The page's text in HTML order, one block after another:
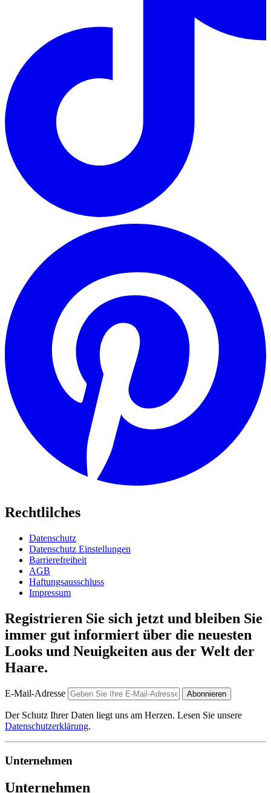
Rechtlilches
Datenschutz
Datenschutz Einstellungen
Barrierefreiheit
AGB
Haftungsausschluss
Impressum
Registrieren Sie sich jetzt und bleiben Sie
immer gut informiert über die neuesten
Looks und Neuigkeiten aus der Welt der
Haare.
E-Mail-Adresse Abonnieren
Der Schutz Ihrer Daten liegt uns am Herzen. Lesen Sie unsere
Datenschutzerklärung.
Unternehmen
Unternehmen